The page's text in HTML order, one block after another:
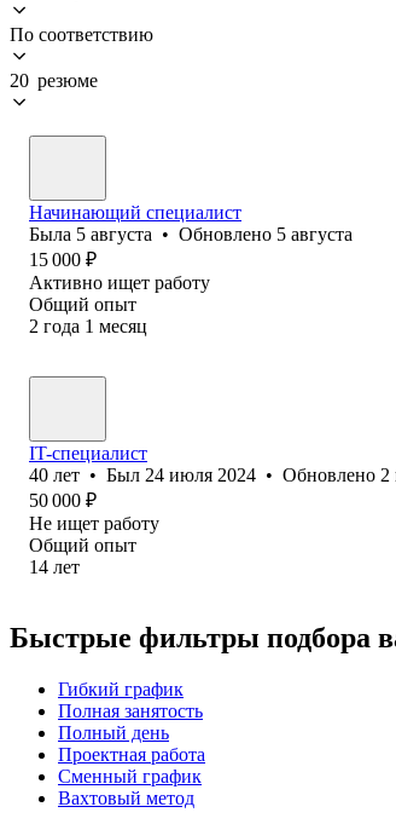
По соответствию
20 резюме
Начинающий специалист
Была 5 августа • Обновлено 5 августа
15 000 ₽
Активно ищет работу
Общий опыт
2 года 1 месяц
IT-специалист
40 лет • Был 24 июля 2024 • Обновлено 2
50 000 ₽
Не ищет работу
Общий опыт
14 лет
Быстрые фильтры подбора
Гибкий график
Полная занятость
Полный день
Проектная работа
Сменный график
Вахтовый метод